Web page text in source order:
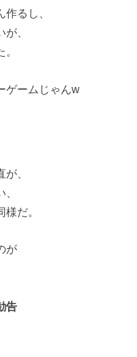
るし、
、
ゲームじゃんw
、
だ。
が
告